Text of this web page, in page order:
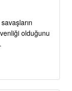
olduğunu